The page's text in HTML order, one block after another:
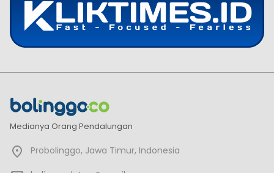
Medianya Orang Pendalungan
Probolinggo, Jawa Timur, Indonesia